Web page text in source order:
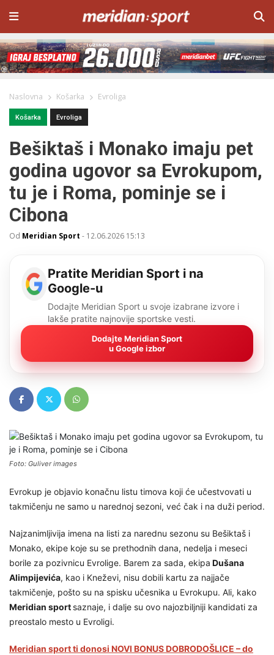
Naslovna Košarka Evroliga
Košarka Evroliga
Bešiktaš i Monako imaju pet
godina ugovor sa Evrokupom,
tu je i Roma, pominje se i
Cibona
Od Meridian Sport - 12.06.2026 15:13
Pratite Meridian Sport i na
Google-u
Dodajte Meridian Sport u svoje izabrane izvore i
lakše pratite najnovije sportske vesti.
Dodajte Meridian Sport
u Google izbor
Foto: Guliver images
Evrokup je objavio konačnu listu timova koji će učestvovati u
takmičenju ne samo u narednoj sezoni, već čak i na duži period.
Najzanimljivija imena na listi za narednu sezonu su Bešiktaš i
Monako, ekipe koje su se prethodnih dana, nedelja i meseci
borile za pozivnicu Evrolige. Barem za sada, ekipa Dušana
Alimpijevića, kao i Kneževi, nisu dobili kartu za najjače
takmičenje, pošto su na spisku učesnika u Evrokupu. Ali, kako
Meridian sport saznaje, i dalje su ovo najozbiljniji kandidati za
preostalo mesto u Evroligi.
Meridian sport ti donosi NOVI BONUS DOBRODOŠLICE – do